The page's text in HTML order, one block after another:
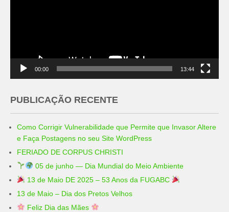
00:00 13:44
PUBLICAÇÃO RECENTE
Como Corrigir Vulnerabilidade que Permite que Invasor Altere
e Faça Postagens no seu Site WordPress
FERIADO DE CORPUS CHRISTI
05 de junho — Dia Mundial do Meio Ambiente
13 de Maio DE 2025 – 53 Anos da FUGABC
13 de Maio – Dia dos Pretos Velhos
Feliz Dia das Mães